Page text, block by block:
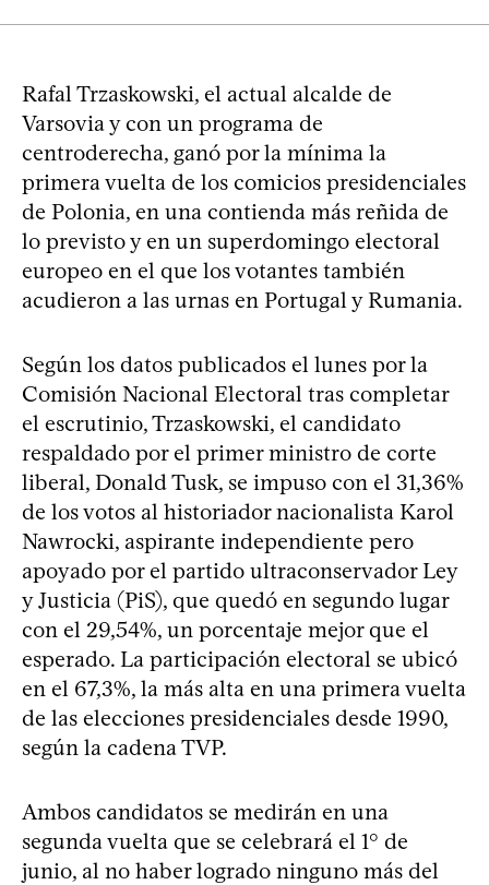
Rafal Trzaskowski, el actual alcalde de
Varsovia y con un programa de
centroderecha, ganó por la mínima la
primera vuelta de los comicios presidenciales
de Polonia, en una contienda más reñida de
lo previsto y en un superdomingo electoral
europeo en el que los votantes también
acudieron a las urnas en Portugal y Rumania.
Según los datos publicados el lunes por la
Comisión Nacional Electoral tras completar
el escrutinio, Trzaskowski, el candidato
respaldado por el primer ministro de corte
liberal, Donald Tusk, se impuso con el 31,36%
de los votos al historiador nacionalista Karol
Nawrocki, aspirante independiente pero
apoyado por el partido ultraconservador Ley
y Justicia (PiS), que quedó en segundo lugar
con el 29,54%, un porcentaje mejor que el
esperado. La participación electoral se ubicó
en el 67,3%, la más alta en una primera vuelta
de las elecciones presidenciales desde 1990,
según la cadena TVP.
Ambos candidatos se medirán en una
segunda vuelta que se celebrará el 1° de
junio, al no haber logrado ninguno más del